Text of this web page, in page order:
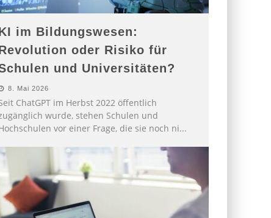
im Bildungswesen:
oder Risiko für
und Universitäten?
8. Mai 2026
ChatGPT im Herbst 2022 öffentlich
wurde, stehen Schulen und
vor einer Frage, die sie noch ni...